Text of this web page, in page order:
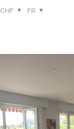
CHF FR